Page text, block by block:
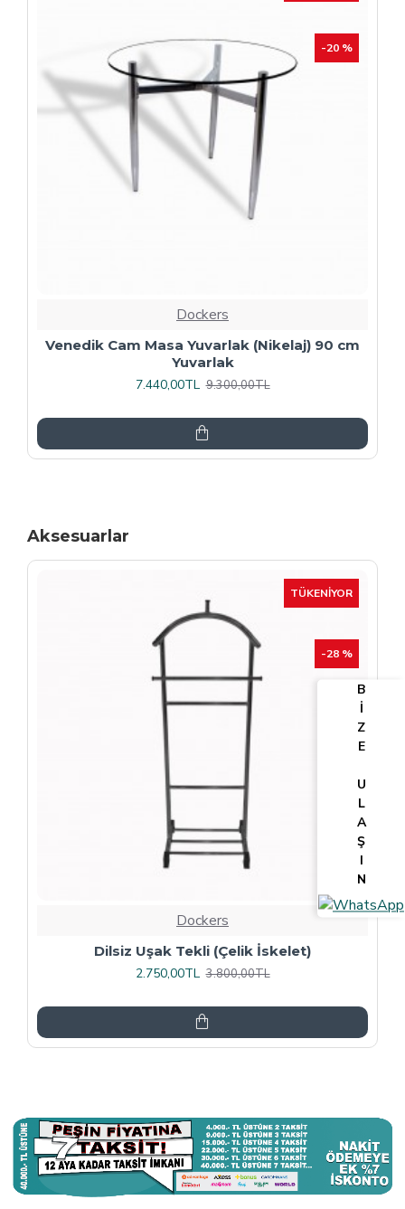
Dockers
Plaza Kare ESB Mutfak Masası (Werzalit,
Allzalit veya Wermodin Tablalı 80X80) -
Afyon Mermer
Aksesuarlar
TÜKENIYOR
-25 %
Dockers
Tv Lcd Standı 5484
3.375,00TL 4.500,00TL
B
İ
Z
E
U
L
A
Ş
I
N